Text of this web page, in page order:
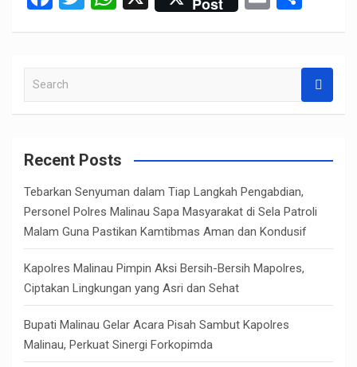
b
o
k
p
p
e
a
cRecent Posts
Tebarkan Senyuman dalam Tiap Langkah Pengabdian,
Personel Polres Malinau Sapa Masyarakat di Sela Patroli
Malam Guna Pastikan Kamtibmas Aman dan Kondusif
Kapolres Malinau Pimpin Aksi Bersih-Bersih Mapolres,
Ciptakan Lingkungan yang Asri dan Sehat
Bupati Malinau Gelar Acara Pisah Sambut Kapolres
Malinau, Perkuat Sinergi Forkopimda